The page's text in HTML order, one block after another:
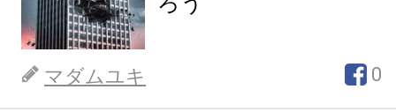
マダムユキ 0